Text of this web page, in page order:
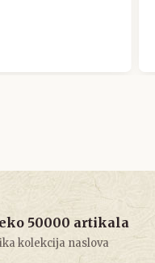
50000 artikala
kolekcija naslova